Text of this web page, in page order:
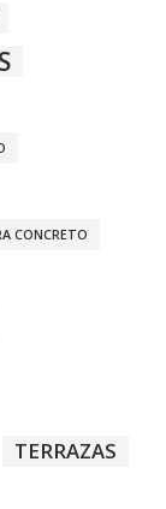
CONCRETO
TERRAZAS